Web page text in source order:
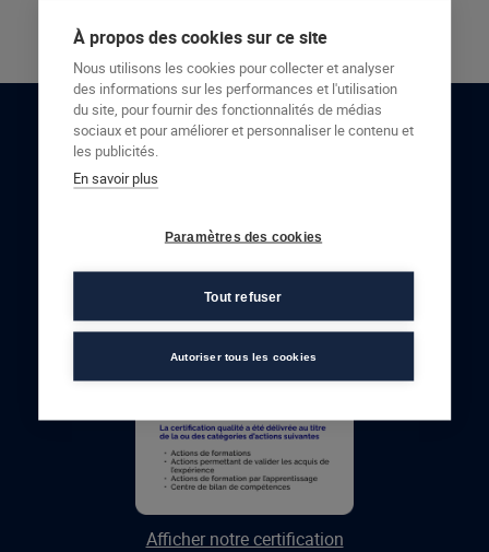
RESTONS EN CONTACT
Afficher notre certification
À propos des cookies sur ce site
Nous utilisons les cookies pour collecter et analyser
des informations sur les performances et l'utilisation
du site, pour fournir des fonctionnalités de médias
sociaux et pour améliorer et personnaliser le contenu et
les publicités.
En savoir plus
Paramètres des cookies
Tout refuser
Autoriser tous les cookies